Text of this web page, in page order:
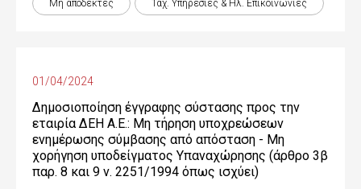
Μη αποδεκτές Ταχ. Υπηρεσίες & Ηλ. Επικοινωνίες
01/04/2024
Δημοσιοποίηση έγγραφης σύστασης προς την
εταιρία ΔΕΗ Α.Ε.: Μη τήρηση υποχρεώσεων
ενημέρωσης σύμβασης από απόσταση - Μη
χορήγηση υποδείγματος Υπαναχώρησης (άρθρο 3β
παρ. 8 και 9 ν. 2251/1994 όπως ισχύει)